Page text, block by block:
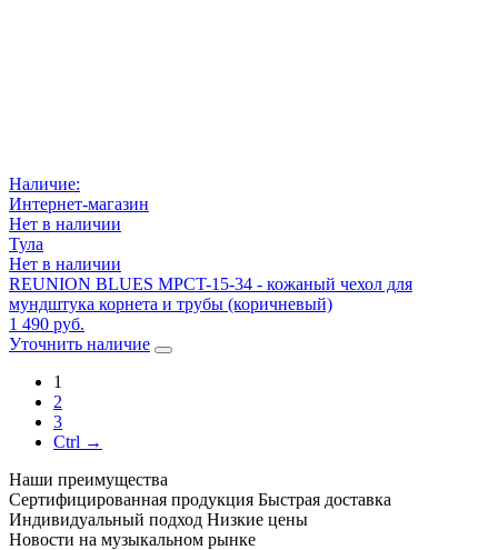
Наличие:
Интернет-магазин
Нет в наличии
Тула
Нет в наличии
REUNION BLUES MPCT-15-34 - кожаный чехол для
мундштука корнета и трубы (коричневый)
1 490 руб.
Уточнить наличие
1
2
3
Ctrl →
Наши преимущества
Сертифицированная продукция Быстрая доставка
Индивидуальный подход Низкие цены
Новости на музыкальном рынке